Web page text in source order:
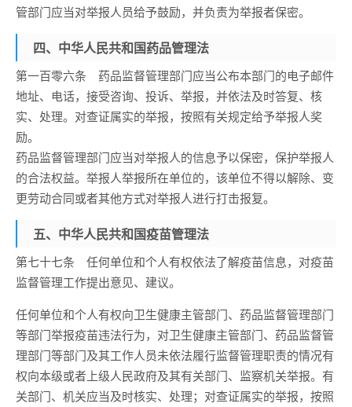
管部门应当对举报人员给予鼓励，并负责为举报者保密。
四、中华人民共和国药品管理法
第一百零六条 药品监督管理部门应当公布本部门的电子邮件
地址、电话，接受咨询、投诉、举报，并依法及时答复、核
实、处理。对查证属实的举报，按照有关规定给予举报人奖
励。
药品监督管理部门应当对举报人的信息予以保密，保护举报人
的合法权益。举报人举报所在单位的，该单位不得以解除、变
更劳动合同或者其他方式对举报人进行打击报复。
五、中华人民共和国疫苗管理法
第七十七条 任何单位和个人有权依法了解疫苗信息，对疫苗
监督管理工作提出意见、建议。
任何单位和个人有权向卫生健康主管部门、药品监督管理部门
等部门举报疫苗违法行为，对卫生健康主管部门、药品监督管
理部门等部门及其工作人员未依法履行监督管理职责的情况有
权向本级或者上级人民政府及其有关部门、监察机关举报。有
关部门、机关应当及时核实、处理；对查证属实的举报，按照